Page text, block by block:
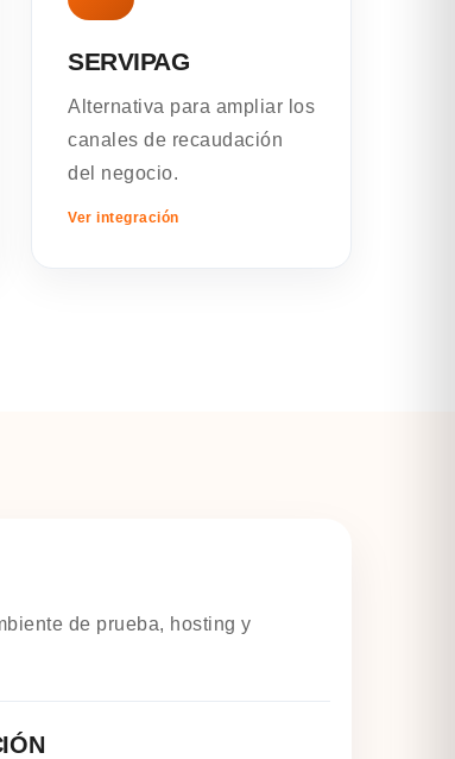
SERVIPAG
Alternativa para ampliar los
canales de recaudación
del negocio.
Ver integración
de prueba, hosting y